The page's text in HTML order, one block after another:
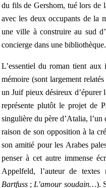
du fils de Gershom, tué lors de
avec les deux occupants de la
une ville à construire au sud
concierge dans une bibliothèque.
L’essentiel du roman tient aux
mémoire (sont largement
un Juif pieux désireux d’épurer
représente plutôt le projet de
singulière du père d’Atalia, l’un
raison de son opposition à la
son amitié pour les Arabes
penser à cet autre immense
Appelfeld, l’auteur de textes
Bartfuss ; L’amour soudain…).